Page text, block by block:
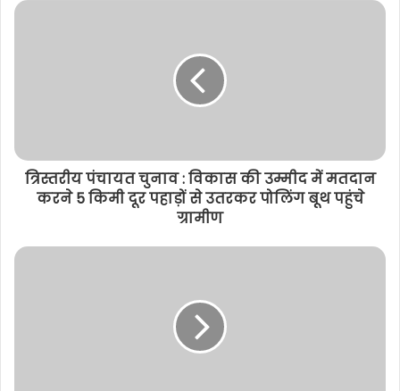
e
त्रिस्तरीय पंचायत चुनाव : विकास की उम्मीद में मतदान
करने 5 किमी दूर पहाड़ों से उतरकर पोलिंग बूथ पहुंचे
ग्रामीण